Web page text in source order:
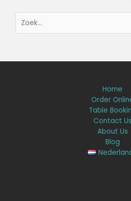
Home
Order
Table
Contact Us
About Us
Blog